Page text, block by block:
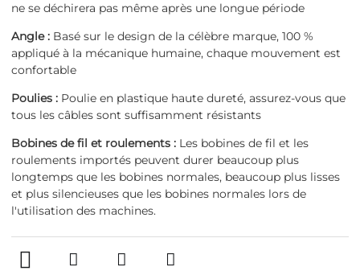
ne se déchirera pas même après une longue période
Angle : Basé sur le design de la célèbre marque, 100 %
appliqué à la mécanique humaine, chaque mouvement est
confortable
Poulies : Poulie en plastique haute dureté, assurez-vous que
tous les câbles sont suffisamment résistants
Bobines de fil et roulements : Les bobines de fil et les
roulements importés peuvent durer beaucoup plus
longtemps que les bobines normales, beaucoup plus lisses
et plus silencieuses que les bobines normales lors de
l'utilisation des machines.